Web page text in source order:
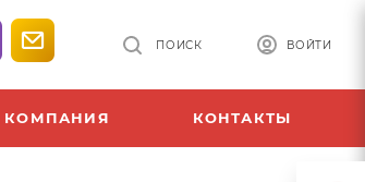
ВОЙТИ
ПОИСК
КОМПАНИЯ КОНТАКТЫ